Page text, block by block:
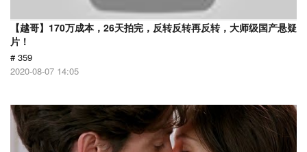
【越哥】170万成本，26天拍完，反转反转再反转，大师级国产悬疑
片！
# 359
2020-08-07 14:05